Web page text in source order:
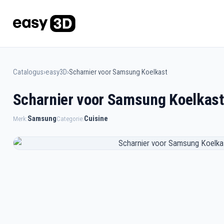
Catalogus›easy3D›Scharnier voor Samsung Koelkast
Scharnier voor Samsung Koelkast
Merk:SamsungCategorie:Cuisine